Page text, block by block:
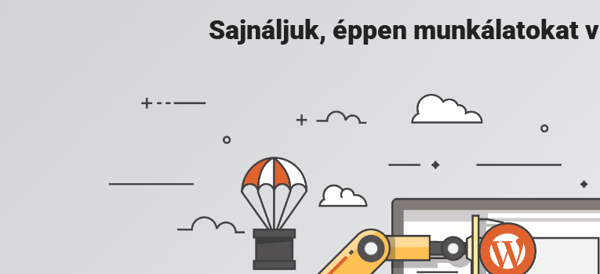
Sajnáljuk, éppen munkálatokat